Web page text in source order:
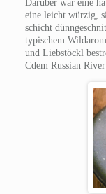
Darüber war eine
eine leicht würzig,
schicht
typischem
und Liebstöckl
Cdem Russian